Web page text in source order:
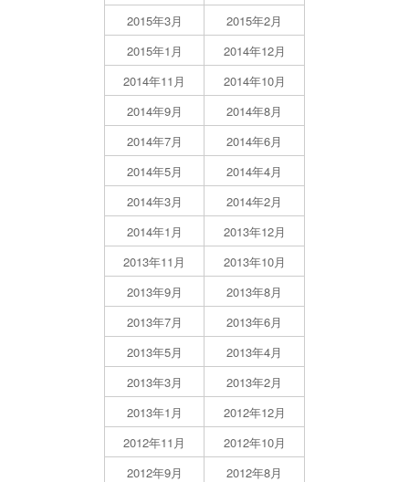
2015年3月
2015年2月
2015年1月
2014年12月
2014年11月
2014年10月
2014年9月
2014年8月
2014年7月
2014年6月
2014年5月
2014年4月
2014年3月
2014年2月
2014年1月
2013年12月
2013年11月
2013年10月
2013年9月
2013年8月
2013年7月
2013年6月
2013年5月
2013年4月
2013年3月
2013年2月
2013年1月
2012年12月
2012年11月
2012年10月
2012年9月
2012年8月